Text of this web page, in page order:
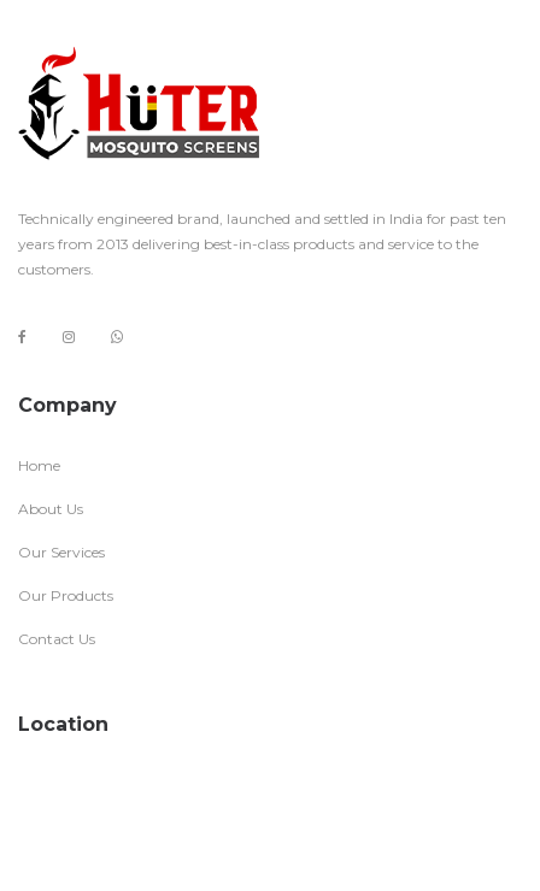
Technically engineered brand, launched and settled in India for past ten
years from 2013 delivering best-in-class products and service to the
customers.
Company
Home
About Us
Our Services
Our Products
Contact Us
Location